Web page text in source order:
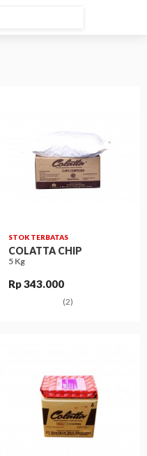
STOK TERBATAS
COLATTA CHIP
5 Kg
Rp 343.000
(2)